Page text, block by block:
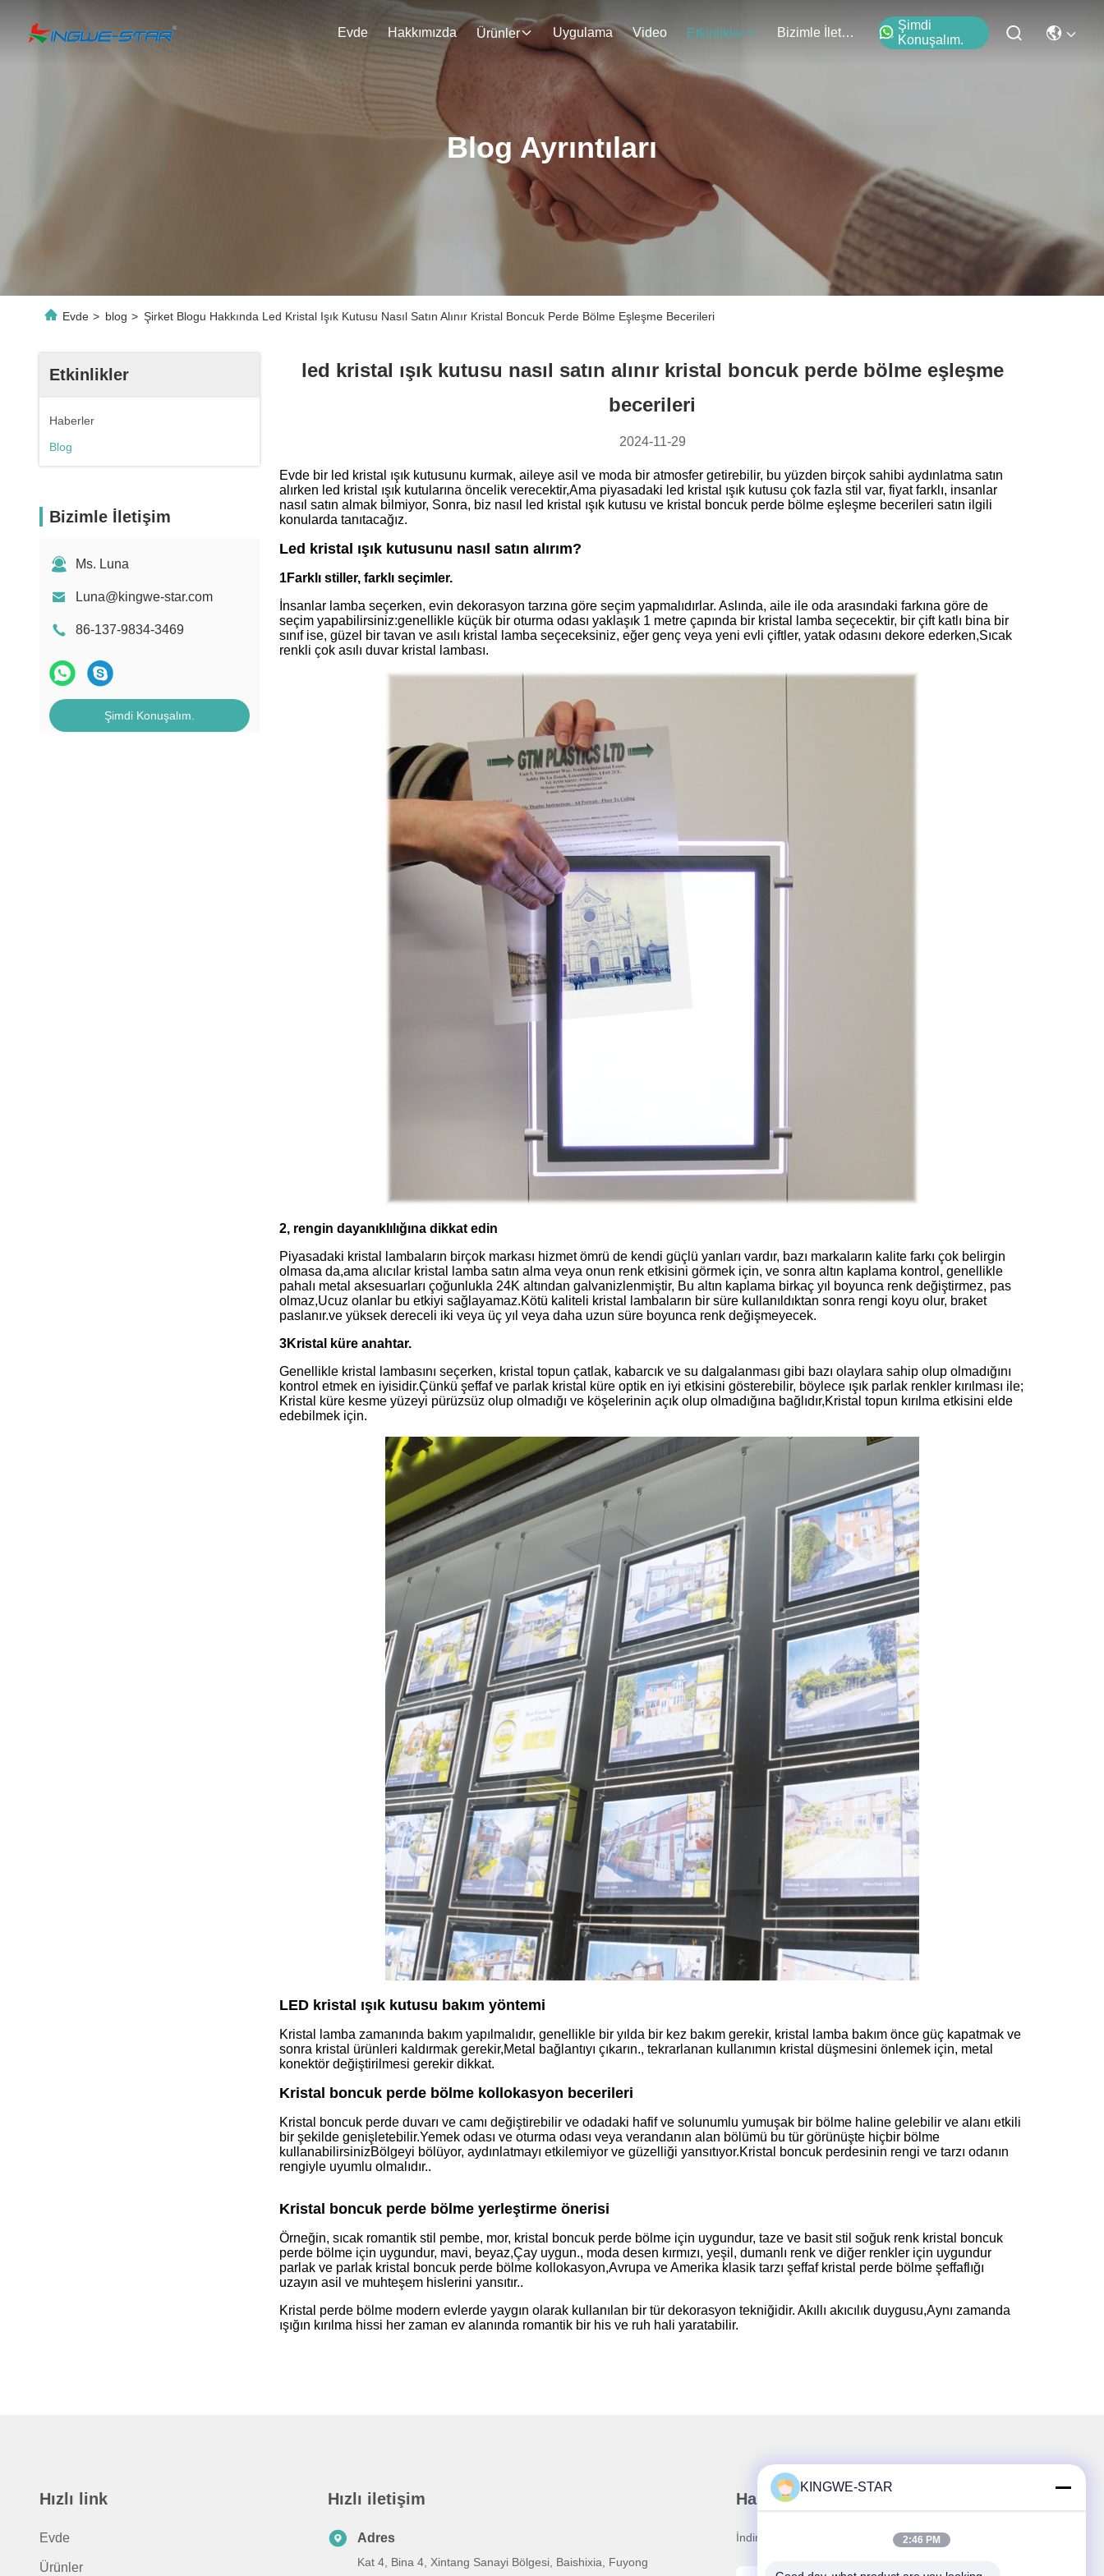
Evde Hakkımızda Ürünler Uygulama Video Etkinlikler Bizimle İletişim
Şimdi
Konuşalım.
Blog Ayrıntıları
Evde > blog > Şirket Blogu Hakkında Led Kristal Işık Kutusu Nasıl Satın Alınır Kristal Boncuk Perde Bölme Eşleşme Becerileri
Etkinlikler
Haberler
Blog
Bizimle İletişim
Ms. Luna
Luna@kingwe-star.com
86-137-9834-3469
Şimdi Konuşalım.
led kristal ışık kutusu nasıl satın alınır kristal boncuk perde bölme eşleşme
becerileri
2024-11-29
Evde bir led kristal ışık kutusunu kurmak, aileye asil ve moda bir atmosfer getirebilir, bu yüzden birçok sahibi aydınlatma satın
alırken led kristal ışık kutularına öncelik verecektir,Ama piyasadaki led kristal ışık kutusu çok fazla stil var, fiyat farklı, insanlar
nasıl satın almak bilmiyor, Sonra, biz nasıl led kristal ışık kutusu ve kristal boncuk perde bölme eşleşme becerileri satın ilgili
konularda tanıtacağız.
Led kristal ışık kutusunu nasıl satın alırım?
1Farklı stiller, farklı seçimler.
İnsanlar lamba seçerken, evin dekorasyon tarzına göre seçim yapmalıdırlar. Aslında, aile ile oda arasındaki farkına göre de
seçim yapabilirsiniz:genellikle küçük bir oturma odası yaklaşık 1 metre çapında bir kristal lamba seçecektir, bir çift katlı bina bir
sınıf ise, güzel bir tavan ve asılı kristal lamba seçeceksiniz, eğer genç veya yeni evli çiftler, yatak odasını dekore ederken,Sıcak
renkli çok asılı duvar kristal lambası.
2, rengin dayanıklılığına dikkat edin
Piyasadaki kristal lambaların birçok markası hizmet ömrü de kendi güçlü yanları vardır, bazı markaların kalite farkı çok belirgin
olmasa da,ama alıcılar kristal lamba satın alma veya onun renk etkisini görmek için, ve sonra altın kaplama kontrol, genellikle
pahalı metal aksesuarları çoğunlukla 24K altından galvanizlenmiştir, Bu altın kaplama birkaç yıl boyunca renk değiştirmez, pas
olmaz,Ucuz olanlar bu etkiyi sağlayamaz.Kötü kaliteli kristal lambaların bir süre kullanıldıktan sonra rengi koyu olur, braket
paslanır.ve yüksek dereceli iki veya üç yıl veya daha uzun süre boyunca renk değişmeyecek.
3Kristal küre anahtar.
Genellikle kristal lambasını seçerken, kristal topun çatlak, kabarcık ve su dalgalanması gibi bazı olaylara sahip olup olmadığını
kontrol etmek en iyisidir.Çünkü şeffaf ve parlak kristal küre optik en iyi etkisini gösterebilir, böylece ışık parlak renkler kırılması ile;
Kristal küre kesme yüzeyi pürüzsüz olup olmadığı ve köşelerinin açık olup olmadığına bağlıdır,Kristal topun kırılma etkisini elde
edebilmek için.
LED kristal ışık kutusu bakım yöntemi
Kristal lamba zamanında bakım yapılmalıdır, genellikle bir yılda bir kez bakım gerekir, kristal lamba bakım önce güç kapatmak ve
sonra kristal ürünleri kaldırmak gerekir,Metal bağlantıyı çıkarın., tekrarlanan kullanımın kristal düşmesini önlemek için, metal
konektör değiştirilmesi gerekir dikkat.
Kristal boncuk perde bölme kollokasyon becerileri
Kristal boncuk perde duvarı ve camı değiştirebilir ve odadaki hafif ve solunumlu yumuşak bir bölme haline gelebilir ve alanı etkili
bir şekilde genişletebilir.Yemek odası ve oturma odası veya verandanın alan bölümü bu tür görünüşte hiçbir bölme
kullanabilirsinizBölgeyi bölüyor, aydınlatmayı etkilemiyor ve güzelliği yansıtıyor.Kristal boncuk perdesinin rengi ve tarzı odanın
rengiyle uyumlu olmalıdır..
Kristal boncuk perde bölme yerleştirme önerisi
Örneğin, sıcak romantik stil pembe, mor, kristal boncuk perde bölme için uygundur, taze ve basit stil soğuk renk kristal boncuk
perde bölme için uygundur, mavi, beyaz,Çay uygun., moda desen kırmızı, yeşil, dumanlı renk ve diğer renkler için uygundur
parlak ve parlak kristal boncuk perde bölme kollokasyon,Avrupa ve Amerika klasik tarzı şeffaf kristal perde bölme şeffaflığı
uzayın asil ve muhteşem hislerini yansıtır..
Kristal perde bölme modern evlerde yaygın olarak kullanılan bir tür dekorasyon tekniğidir. Akıllı akıcılık duygusu,Aynı zamanda
ışığın kırılma hissi her zaman ev alanında romantik bir his ve ruh hali yaratabilir.
Hızlı link
Evde
Ürünler
Hızlı iletişim
Adres
Kat 4, Bina 4, Xintang Sanayi Bölgesi, Baishixia, Fuyong
Haber Bültenimiz
İndirimler ve daha fazlası için bültenimize abone olun.
KINGWE-STAR
2:46 PM